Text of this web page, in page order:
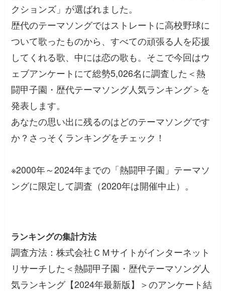
クションズ」が選ばれました。
歴代のテーマソングではストレートに高校野球に
ついて歌ったものから、すべての頑張る人を応援
してくれる歌、中には恋の歌も。そこで今回はウ
ェブアンケートにて総勢5,026名に調査した＜熱
闘甲子園・歴代テーマソング人気ランキング＞を
発表します。
あなたの思い出に残るのはどのテーマソングです
か？さっそくランキングをチェック！
※2000年～2024年までの「熱闘甲子園」テーマソ
ングに限定して調査（2020年は開催中止）。
ランキングの集計方法
調査方法：株式会社ＣＭサイトがインターネット
リサーチした＜熱闘甲子園・歴代テーマソング人
気ランキング【2024年最新版】＞のアンケート結